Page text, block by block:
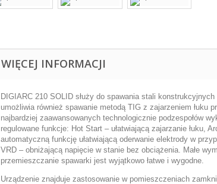
WIĘCEJ INFORMACJI
DIGIARC 210 SOLID służy do spawania stali
umożliwia również spawanie metodą TIG z zajarzeniem łuku
najbardziej zaawansowanych technologicznie podzespołów
regulowane funkcje: Hot Start – ułatwiającą zajarzanie łuku,
automatyczną funkcję ułatwiającą oderwanie elektrody w
VRD – obniżającą napięcie w stanie bez obciążenia. Małe
przemieszczanie spawarki jest wyjątkowo łatwe i wygodne.
Urządzenie znajduje zastosowanie w pomieszczeniach